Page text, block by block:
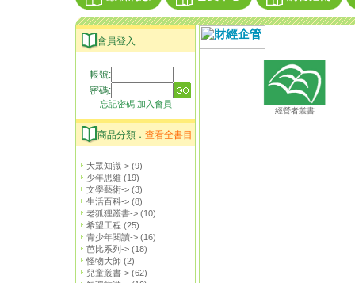
會員登入
帳號:
密碼:
忘記密碼 加入會員
商品分類． 查看全書目
大眾知識-> (9)
少年思維 (19)
文學藝術-> (3)
生活百科-> (8)
老狐狸叢書-> (10)
希望工程 (25)
青少年閱讀-> (16)
芭比系列-> (18)
怪物大師 (2)
兒童叢書-> (62)
經營者叢書